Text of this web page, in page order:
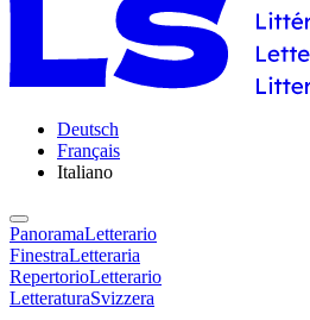
Deutsch
Français
Italiano
PanoramaLetterario
FinestraLetteraria
RepertorioLetterario
LetteraturaSvizzera